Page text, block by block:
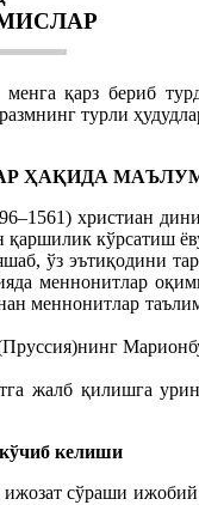
қарз бериб
турли
ҲАҚИДА
христиан
кўрсатиш
ўз эътиқодини
оқими
меннонитлар
жалб қилишга
келиши
сўраши